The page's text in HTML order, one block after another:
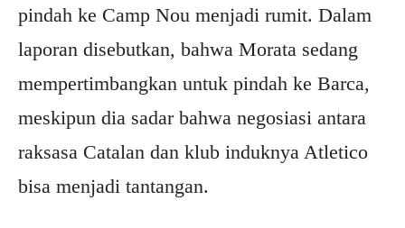
pindah ke Camp Nou menjadi rumit. Dalam
laporan disebutkan, bahwa Morata sedang
mempertimbangkan untuk pindah ke Barca,
meskipun dia sadar bahwa negosiasi antara
raksasa Catalan dan klub induknya Atletico
bisa menjadi tantangan.